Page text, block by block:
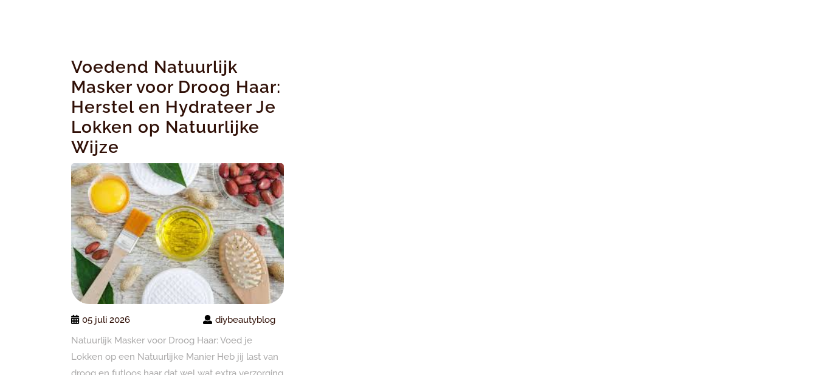
Voedend Natuurlijk
Masker voor Droog Haar:
Herstel en Hydrateer Je
Lokken op Natuurlijke
Wijze
05 juli 2026
diybeautyblog
Natuurlijk Masker voor Droog Haar: Voed je
Lokken op een Natuurlijke Manier Heb jij last van